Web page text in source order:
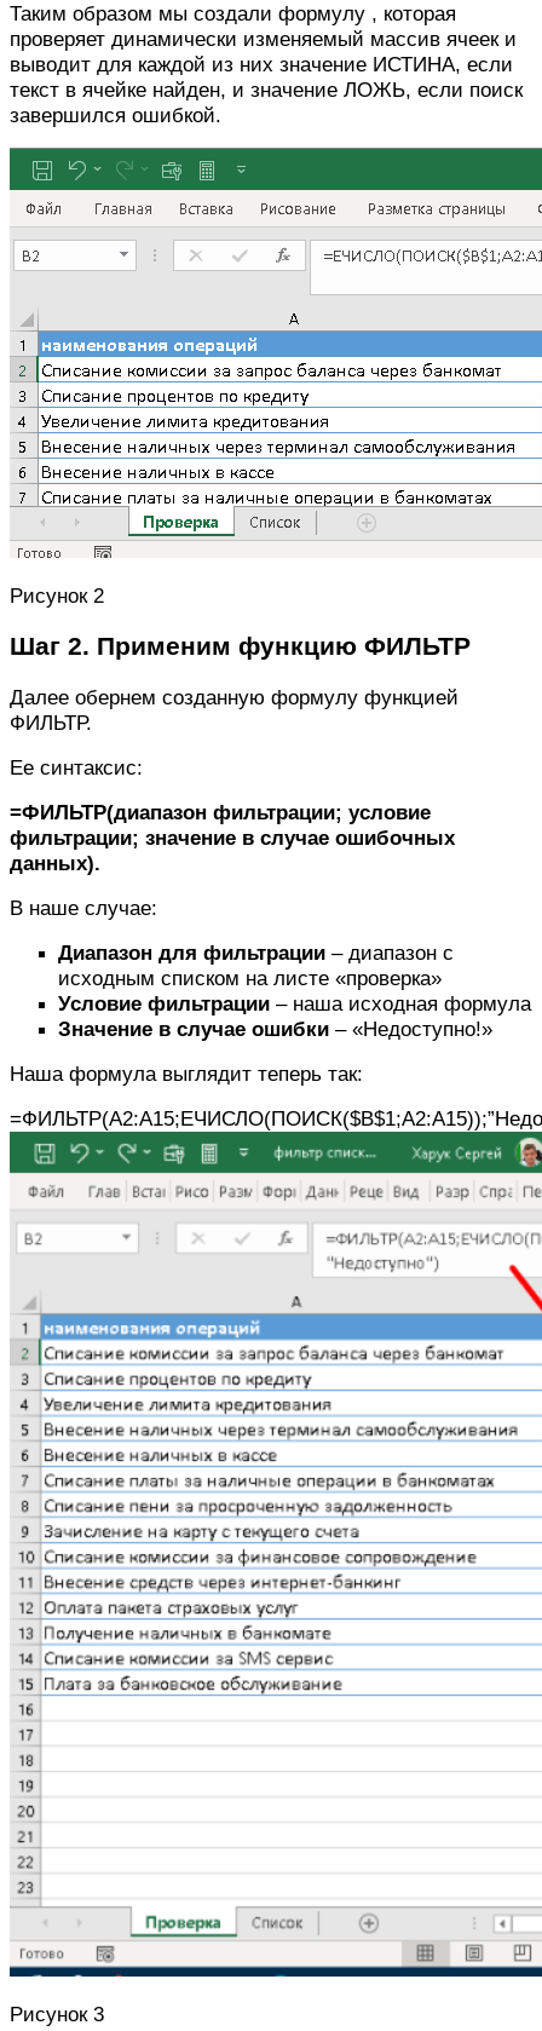
Таким образом мы создали формулу , которая
проверяет динамически изменяемый массив ячеек и
выводит для каждой из них значение ИСТИНА, если
текст в ячейке найден, и значение ЛОЖЬ, если поиск
завершился ошибкой.
Рисунок 2
Шаг 2. Применим функцию ФИЛЬТР
Далее обернем созданную формулу функцией
ФИЛЬТР.
Ее синтаксис:
=ФИЛЬТР(диапазон фильтрации; условие
фильтрации; значение в случае ошибочных
данных).
В наше случае:
Диапазон для фильтрации – диапазон с
исходным списком на листе «проверка»
Условие фильтрации – наша исходная формула
Значение в случае ошибки – «Недоступно!»
Наша формула выглядит теперь так:
Рисунок 3